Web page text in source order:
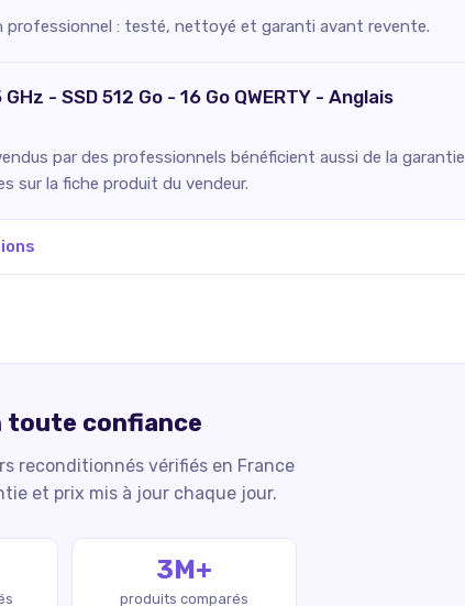
professionnel : testé, nettoyé et garanti avant revente.
- SSD 512 Go - 16 Go QWERTY - Anglais
par des professionnels bénéficient aussi de la garantie
sur la fiche produit du vendeur.
toute confiance
reconditionnés vérifiés en France
et prix mis à jour chaque jour.
3M+
produits comparés